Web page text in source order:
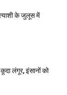
के जुलूस में
कूदा लंगूर, इंसानों को